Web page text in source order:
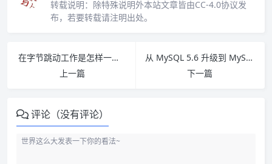
转载说明： 除特殊说明外本站文章皆由CC-4.0协议发
布，若要转载请注明出处。
在字节跳动工作是怎样一种体验？
上一篇
从 MySQL 5.6 升级到 MySQL 8.0，Facebook 付出了什么代价？
下一篇
评论（没有评论）